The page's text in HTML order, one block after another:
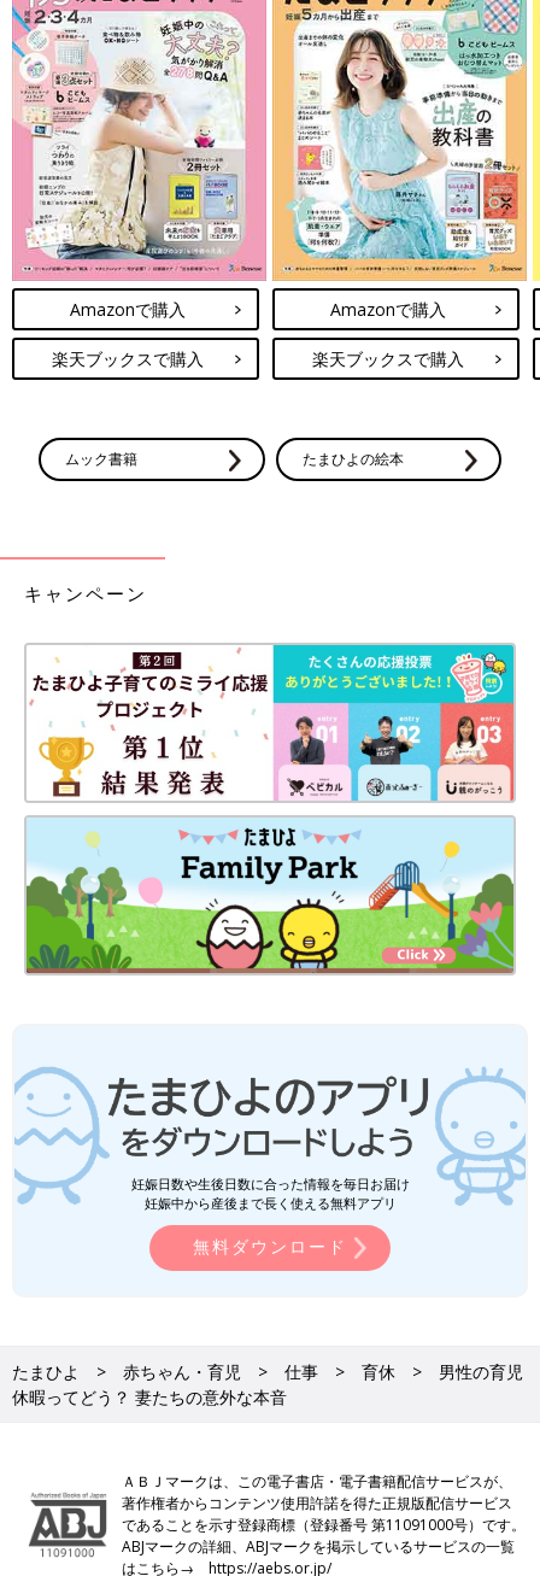
Amazonで購入
楽天ブックスで購入
Amazonで購入
楽天ブックスで購入
ムック書籍 たまひよの絵本
キャンペーン
妊娠日数や生後日数に合った情報を毎日お届け
妊娠中から産後まで長く使える無料アプリ
無料ダウンロード
たまひよ 赤ちゃん・育児 仕事 育休
男性の育児
休暇ってどう？ 妻たちの意外な本音
ＡＢＪマークは、この電子書店・電子書籍配信サービスが、
著作権者からコンテンツ使用許諾を得た正規版配信サービス
であることを示す登録商標（登録番号 第11091000号）です。
ABJマークの詳細、ABJマークを掲示しているサービスの一覧
はこちら→https://aebs.or.jp/